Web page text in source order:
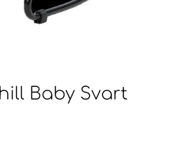
Baby Svart